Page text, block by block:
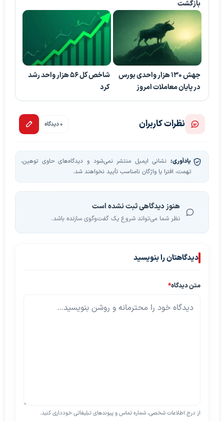
بازگشت
جهش 130 هزار واحدی بورس
در پایان معاملات امروز
شاخص کل 56 هزار واحد رشد
کرد
نظرات کاربران 0 دیدگاه
یادآوری: نشانی ایمیل منتشر نمی‌شود و دیدگاه‌های حاوی توهین،
تهمت، افترا یا واژگان نامناسب تأیید نخواهند شد.
هنوز دیدگاهی ثبت نشده است
نظر شما می‌تواند شروع یک گفت‌وگوی سازنده باشد.
دیدگاهتان را بنویسید
متن دیدگاه*
از درج اطلاعات شخصی، شماره تماس و پیوندهای تبلیغاتی خودداری کنید.